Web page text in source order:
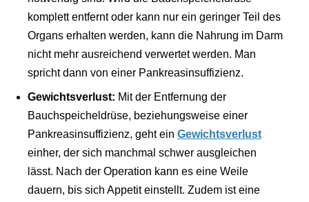
komplett entfernt oder kann nur ein geringer Teil des
Organs erhalten werden, kann die Nahrung im Darm
nicht mehr ausreichend verwertet werden. Man
spricht dann von einer Pankreasinsuffizienz.
Gewichtsverlust: Mit der Entfernung der
Bauchspeicheldrüse, beziehungsweise einer
Pankreasinsuffizienz, geht ein Gewichtsverlust
einher, der sich manchmal schwer ausgleichen
lässt. Nach der Operation kann es eine Weile
dauern, bis sich Appetit einstellt. Zudem ist eine